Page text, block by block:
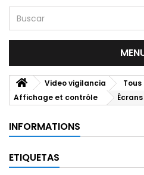
Video vigilancia
Affichage et contrôle
INFORMATIONS
ETIQUETAS